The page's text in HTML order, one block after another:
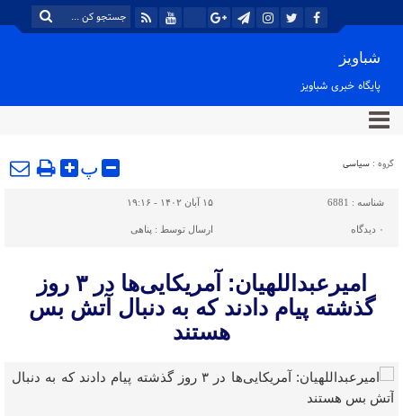
شباویز
پایگاه خبری شباویز
گروه : سیاسی پ
شناسه : 6881 ۱۵ آبان ۱۴۰۲ - ۱۹:۱۶
۰ دیدگاه ارسال توسط : پناهی
امیرعبداللهیان: آمریکایی‌ها در ۳ روز
گذشته پیام دادند که به دنبال آتش بس
هستند